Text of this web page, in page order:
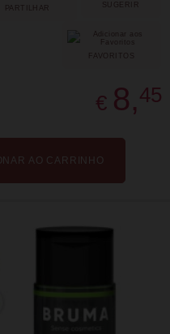
SUGERIR
FAVORITOS
€ 8,45
AO CARRINHO